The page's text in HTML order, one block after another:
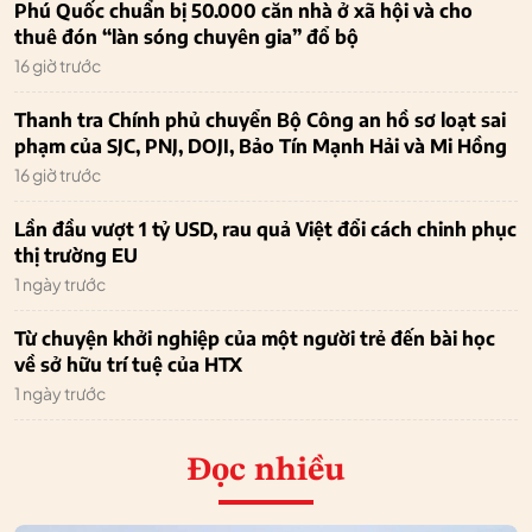
Phú Quốc chuẩn bị 50.000 căn nhà ở xã hội và cho
thuê đón “làn sóng chuyên gia” đổ bộ
16 giờ trước
Thanh tra Chính phủ chuyển Bộ Công an hồ sơ loạt sai
phạm của SJC, PNJ, DOJI, Bảo Tín Mạnh Hải và Mi Hồng
16 giờ trước
Lần đầu vượt 1 tỷ USD, rau quả Việt đổi cách chinh phục
thị trường EU
1 ngày trước
Từ chuyện khởi nghiệp của một người trẻ đến bài học
về sở hữu trí tuệ của HTX
1 ngày trước
Đọc nhiều